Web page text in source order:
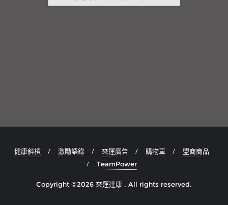
健康斜槓 激勵語錄 來運廣告 購物車
盟商商品
TeamPower
Copyright ©2026 來運達康 . All rights reserved.